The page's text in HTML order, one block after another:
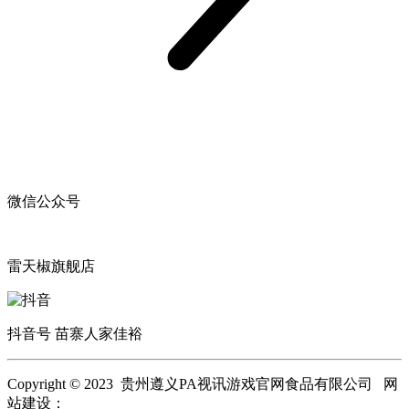
微信公众号
雷天椒旗舰店
抖音号 苗寨人家佳裕
Copyright © 2023 贵州遵义PA视讯游戏官网食品有限公司 网
站建设：